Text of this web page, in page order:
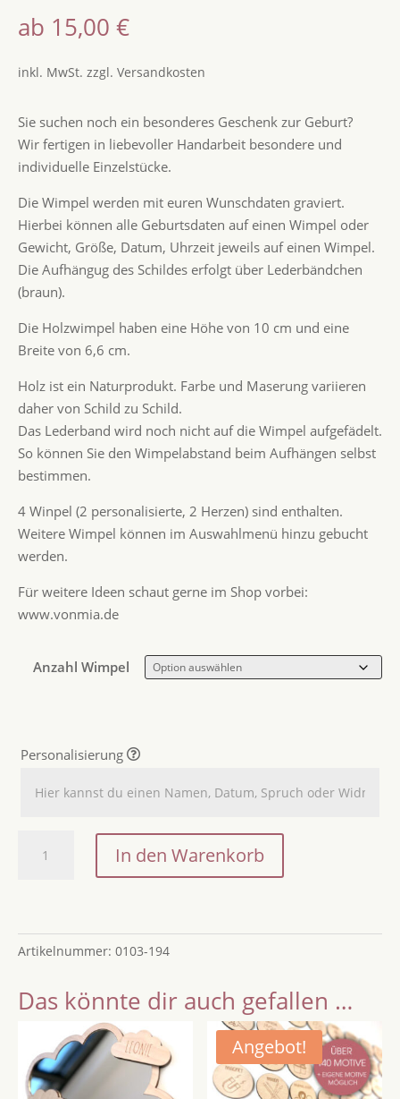
ab 15,00 €
inkl. MwSt. zzgl. Versandkosten
Sie suchen noch ein besonderes Geschenk zur Geburt?
Wir fertigen in liebevoller Handarbeit besondere und
individuelle Einzelstücke.
Die Wimpel werden mit euren Wunschdaten graviert.
Hierbei können alle Geburtsdaten auf einen Wimpel oder
Gewicht, Größe, Datum, Uhrzeit jeweils auf einen Wimpel.
Die Aufhängug des Schildes erfolgt über Lederbändchen
(braun).
Die Holzwimpel haben eine Höhe von 10 cm und eine
Breite von 6,6 cm.
Holz ist ein Naturprodukt. Farbe und Maserung variieren
daher von Schild zu Schild.
Das Lederband wird noch nicht auf die Wimpel aufgefädelt.
So können Sie den Wimpelabstand beim Aufhängen selbst
bestimmen.
4 Winpel (2 personalisierte, 2 Herzen) sind enthalten.
Weitere Wimpel können im Auswahlmenü hinzu gebucht
werden.
Für weitere Ideen schaut gerne im Shop vorbei:
www.vonmia.de
Anzahl Wimpel
Personalisierung
Namensgirlande
Holz
mit
und
Namenswimpel
zur
In den Warenkorb
Artikelnummer: 0103-194
Das könnte dir auch gefallen …
Angebot!